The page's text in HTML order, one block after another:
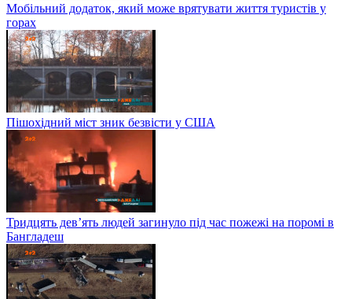
Мобільний додаток, який може врятувати життя туристів у
горах
Пішохідний міст зник безвісти у США
Тридцять дев’ять людей загинуло під час пожежі на поромі в
Бангладеш